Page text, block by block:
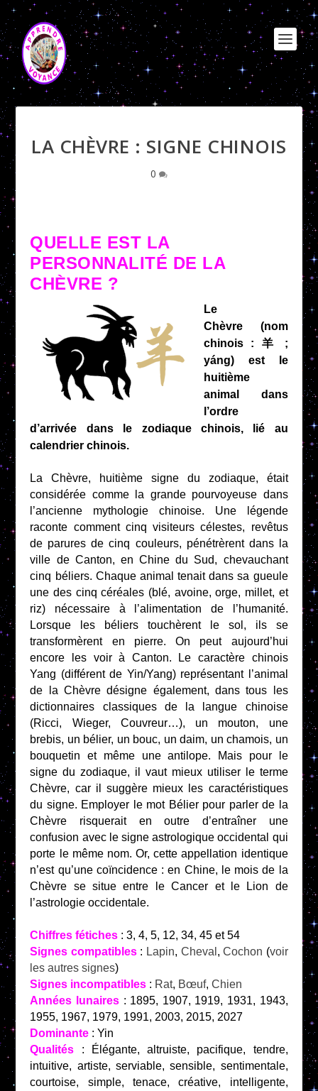
LA CHÈVRE : SIGNE CHINOIS
0
QUELLE EST LA
PERSONNALITÉ DE LA
CHÈVRE ?
Le
Chèvre (nom
chinois : 羊 ;
yáng) est le
huitième
animal dans
l’ordre
d’arrivée dans le zodiaque chinois, lié au
calendrier chinois.
La Chèvre, huitième signe du zodiaque, était
considérée comme la grande pourvoyeuse dans
l’ancienne mythologie chinoise. Une légende
raconte comment cinq visiteurs célestes, revêtus
de parures de cinq couleurs, pénétrèrent dans la
ville de Canton, en Chine du Sud, chevauchant
cinq béliers. Chaque animal tenait dans sa gueule
une des cinq céréales (blé, avoine, orge, millet, et
riz) nécessaire à l’alimentation de l’humanité.
Lorsque les béliers touchèrent le sol, ils se
transformèrent en pierre. On peut aujourd’hui
encore les voir à Canton. Le caractère chinois
Yang (différent de Yin/Yang) représentant l’animal
de la Chèvre désigne également, dans tous les
dictionnaires classiques de la langue chinoise
(Ricci, Wieger, Couvreur…), un mouton, une
brebis, un bélier, un bouc, un daim, un chamois, un
bouquetin et même une antilope. Mais pour le
signe du zodiaque, il vaut mieux utiliser le terme
Chèvre, car il suggère mieux les caractéristiques
du signe. Employer le mot Bélier pour parler de la
Chèvre risquerait en outre d’entraîner une
confusion avec le signe astrologique occidental qui
porte le même nom. Or, cette appellation identique
n’est qu’une coïncidence : en Chine, le mois de la
Chèvre se situe entre le Cancer et le Lion de
l’astrologie occidentale.
Chiffres fétiches : 3, 4, 5, 12, 34, 45 et 54
Signes compatibles : Lapin, Cheval ,Cochon (voir
les autres signes)
Signes incompatibles : Rat, Bœuf,Chien
Années lunaires : 1895, 1907, 1919, 1931, 1943,
1955, 1967, 1979, 1991, 2003, 2015, 2027
Dominante : Yin
Qualités : Élégante, altruiste, pacifique, tendre,
intuitive, artiste, serviable, sensible, sentimentale,
courtoise, simple, tenace, créative, intelligente,